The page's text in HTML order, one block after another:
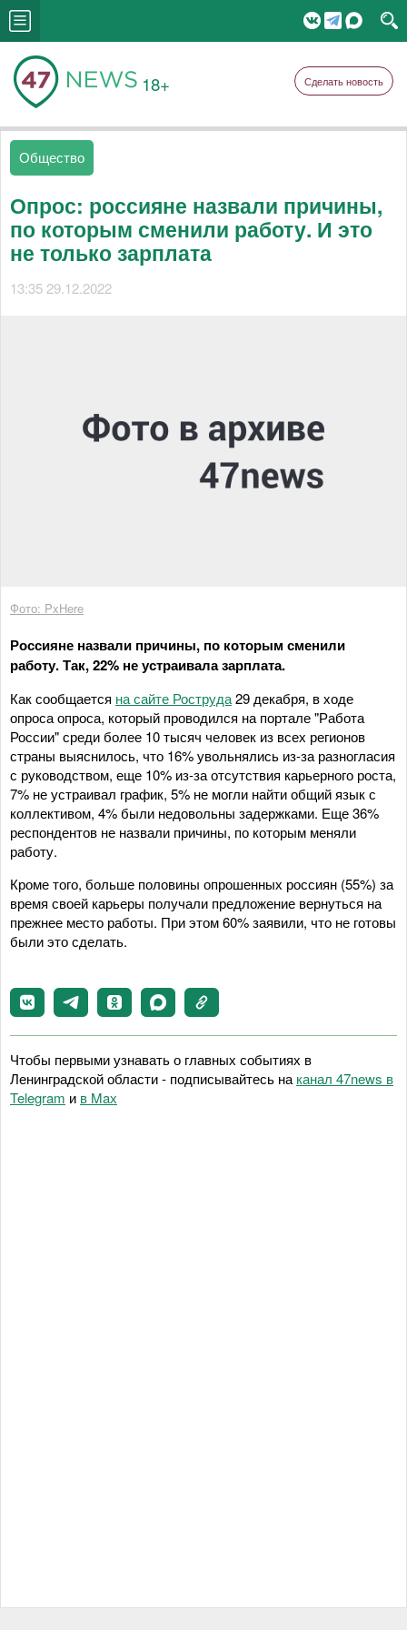
18+ Сделать новость
Общество
Опрос: россияне назвали причины,
по которым сменили работу. И это
не только зарплата
13:35 29.12.2022
Фото: PxHere
Россияне назвали причины, по которым сменили
работу. Так, 22% не устраивала зарплата.
Как сообщается на сайте Роструда29 декабря, в ходе
опроса опроса, который проводился на портале "Работа
России" среди более 10 тысяч человек из всех регионов
страны выяснилось, что 16% увольнялись из-за разногласия
с руководством, еще 10% из-за отсутствия карьерного роста,
7% не устраивал график, 5% не могли найти общий язык с
коллективом, 4% были недовольны задержками. Еще 36%
респондентов не назвали причины, по которым меняли
работу.
Кроме того, больше половины опрошенных россиян (55%) за
время своей карьеры получали предложение вернуться на
прежнее место работы. При этом 60% заявили, что не готовы
были это сделать.
Чтобы первыми узнавать о главных событиях в
Ленинградской области - подписывайтесь на канал 47news в
Telegram и в Maх